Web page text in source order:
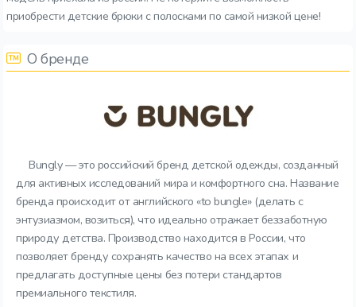
приобрести детские брюки с полосками по самой низкой цене!
О бренде
Bungly — это российский бренд детской одежды, созданный
для активных исследований мира и комфортного сна. Название
бренда происходит от английского «to bungle» (делать с
энтузиазмом, возиться), что идеально отражает беззаботную
природу детства. Производство находится в России, что
позволяет бренду сохранять качество на всех этапах и
предлагать доступные цены без потери стандартов
премиального текстиля.